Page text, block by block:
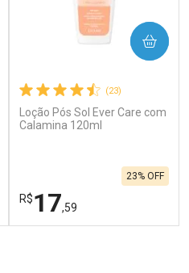
(23)
Loção Pós Sol Ever Care com
Calamina 120ml
R$17,59
23% OFF
COMPRAR